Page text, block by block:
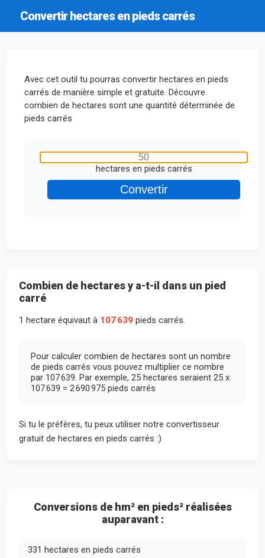
Convertir hectares en pieds carrés
Avec cet outil tu pourras convertir hectares en pieds
carrés de manière simple et gratuite. Découvre
combien de hectares sont une quantité déterminée de
pieds carrés
hectares en pieds carrés
Combien de hectares y a-t-il dans un pied
carré
1 hectare équivaut à 107 639 pieds carrés.
Pour calculer combien de hectares sont un nombre
de pieds carrés vous pouvez multiplier ce nombre
par 107 639. Par exemple, 25 hectares seraient 25 x
107 639 = 2 690 975 pieds carrés
Si tu le préfères, tu peux utiliser notre convertisseur
gratuit de hectares en pieds carrés :)
Conversions de hm² en pieds² réalisées
auparavant :
331 hectares en pieds carrés